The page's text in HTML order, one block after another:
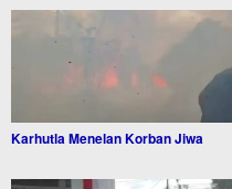
Karhutla Menelan Korban Jiwa